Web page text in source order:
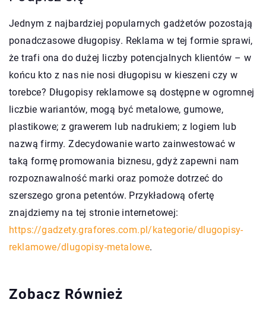
Jednym z najbardziej popularnych gadżetów pozostają
ponadczasowe długopisy. Reklama w tej formie sprawi,
że trafi ona do dużej liczby potencjalnych klientów – w
końcu kto z nas nie nosi długopisu w kieszeni czy w
torebce? Długopisy reklamowe są dostępne w ogromnej
liczbie wariantów, mogą być metalowe, gumowe,
plastikowe; z grawerem lub nadrukiem; z logiem lub
nazwą firmy. Zdecydowanie warto zainwestować w
taką formę promowania biznesu, gdyż zapewni nam
rozpoznawalność marki oraz pomoże dotrzeć do
szerszego grona petentów. Przykładową ofertę
znajdziemy na tej stronie internetowej:
https://gadzety.grafores.com.pl/kategorie/dlugopisy-
reklamowe/dlugopisy-metalowe.
Zobacz Również